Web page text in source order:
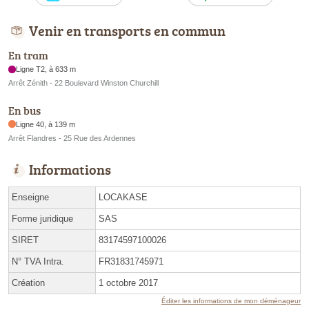
Venir en transports en commun
En tram
Ligne T2, à 633 m
Arrêt Zénith - 22 Boulevard Winston Churchill
En bus
Ligne 40, à 139 m
Arrêt Flandres - 25 Rue des Ardennes
Informations
Enseigne LOCAKASE
Forme juridique SAS
SIRET 83174597100026
N° TVA Intra. FR31831745971
Création 1 octobre 2017
Éditer les informations de mon déménageur